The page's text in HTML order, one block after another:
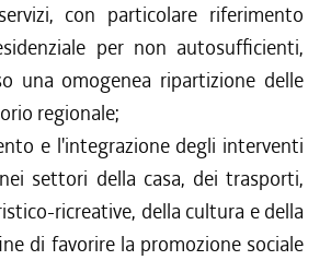
con particolare riferimento
per non autosufficienti,
una omogenea ripartizione delle
regionale;
e l'integrazione degli interventi
settori della casa, dei trasporti,
ricreative, della cultura e della
di favorire la promozione sociale